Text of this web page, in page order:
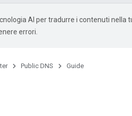
AI per tradurre i contenuti nella
errori.
Public DNS Guide